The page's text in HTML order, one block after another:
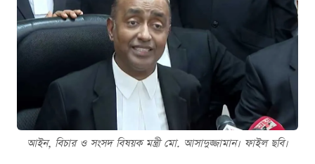
আইন, বিচার ও সংসদ বিষয়ক মন্ত্রী মো. আসাদুজ্জামান। ফাইল ছবি।